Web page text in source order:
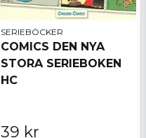
SERIEBÖCKER
COMICS DEN NYA
STORA SERIEBOKEN
HC
39 kr